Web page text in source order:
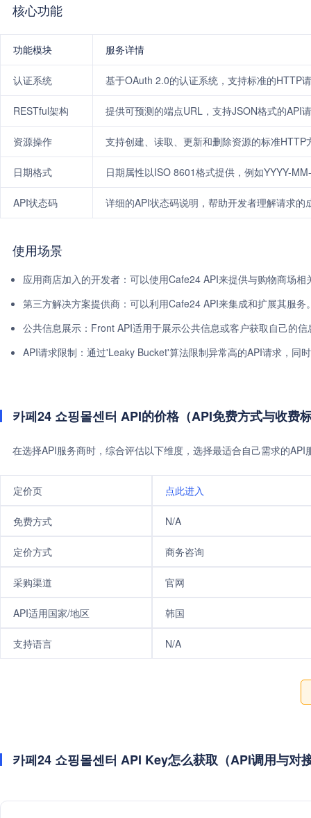
核心功能
功能模块 服务详情
认证系统 基于OAuth 2.0的认证系统，支持标准的HTTP
RESTful架构 提供可预测的端点URL，支持JSON格式的API
资源操作 支持创建、读取、更新和删除资源的标准HTTP
日期格式 日期属性以ISO 8601格式提供，例如YYYY-
API状态码 详细的API状态码说明，帮助开发者理解请求的
使用场景
应用商店加入的开发者：可以使用Cafe24 API来提供与购物商场相
第三方解决方案提供商：可以利用Cafe24 API来集成和扩展其服务
公共信息展示：Front API适用于展示公共信息或客户获取自己的信
API请求限制：通过'Leaky Bucket'算法限制异常高的API请求，同
카페24 쇼핑몰센터 API的价格（API免费方式与收费
在选择API服务商时，综合评估以下维度，选择最适合自己需求的
定价页 点此进入
免费方式 N/A
定价方式 商务咨询
采购渠道 官网
API适用国家/地区 韩国
支持语言 N/A
카페24 쇼핑몰센터 API Key怎么获取（API调用与对